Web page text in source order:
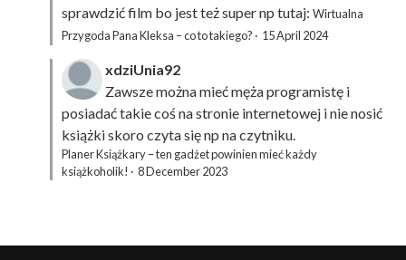
sprawdzić film bo jest też super np tutaj: Wirtualna
Przygoda Pana Kleksa – co to takiego? · 15 April 2024
xdziUnia92
Zawsze można mieć męża programistę i
posiadać takie coś na stronie internetowej i nie nosić
książki skoro czyta się np na czytniku.
Planer Książkary – ten gadżet powinien mieć każdy
książkoholik! · 8 December 2023